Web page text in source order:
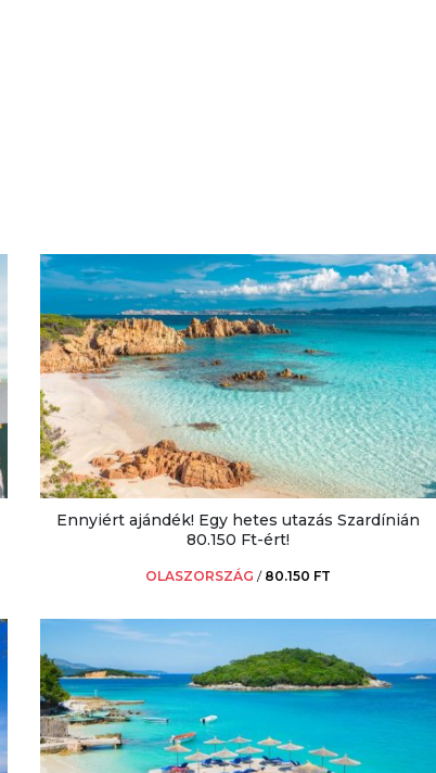
Ennyiért ajándék! Egy hetes utazás Szardínián
80.150 Ft-ért!
OLASZORSZÁG / 80.150 FT